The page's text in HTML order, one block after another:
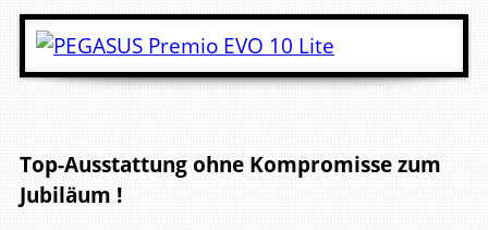
Top-Ausstattung ohne Kompromisse zum
Jubiläum !